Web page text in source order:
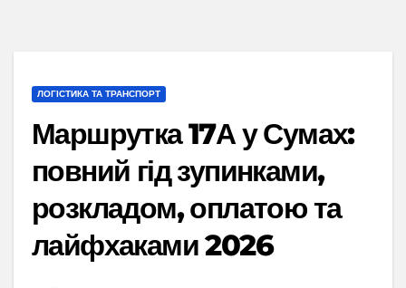
ЛОГІСТИКА ТА ТРАНСПОРТ
Маршрутка 17А у Сумах:
повний гід зупинками,
розкладом, оплатою та
лайфхаками 2026